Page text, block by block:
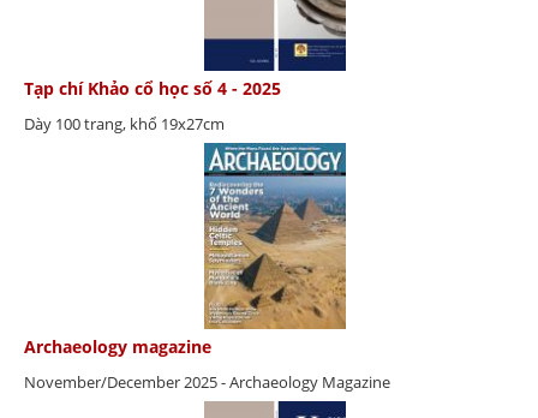
Tạp chí Khảo cổ học số 4 - 2025
Dày 100 trang, khổ 19x27cm
Archaeology magazine
November/December 2025 - Archaeology Magazine